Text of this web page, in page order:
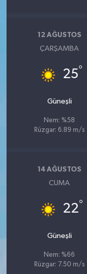
12 AĞUSTOS
ÇARŞAMBA
25°
Güneşli
Nem: %58
Rüzgar: 6.89 m/s
14 AĞUSTOS
CUMA
22°
Güneşli
Nem: %66
Rüzgar: 7.50 m/s